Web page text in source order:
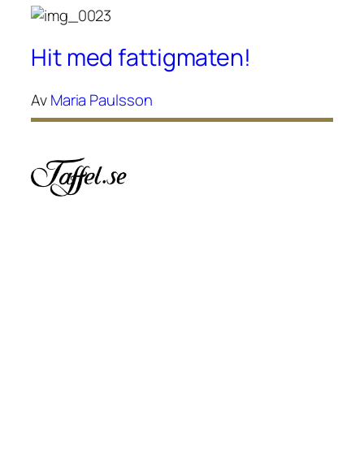
Hit med fattigmaten!
AvMaria Paulsson